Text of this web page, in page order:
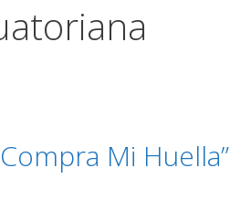
Mi Huella”